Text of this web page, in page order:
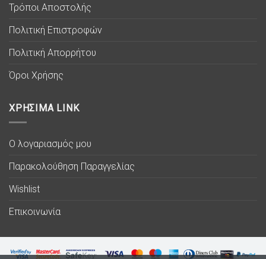
Τρόποι Αποστολής
Πολιτική Επιστροφών
Πολιτική Απορρήτου
Όροι Χρήσης
ΧΡΗΣΙΜΑ LINK
Ο λογαριασμός μου
Παρακολούθηση Παραγγελίας
Wishlist
Επικοινωνία